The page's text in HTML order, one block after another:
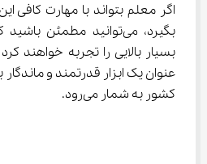
اگر معلم بتواند با مهارت کافی
بسیار بالایی را تجربه خواهند
عنوان یک ابزار قدرتمند و
کشور به شمار می‌رود.